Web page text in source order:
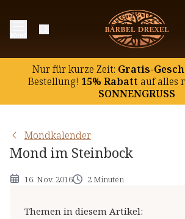
Nur für kurze Zeit: Gratis-
Bestellung! 15% Rabatt auf alles
SONNENGRUSS
Mondkalender
Mond im Steinbock
16. Nov. 2016 2 Minuten
Themen in diesem Artikel:
Wenn der Mond im Steinbock
Steinbock-Tage im zunehmenden
Steinbock-Tage im abnehmenden
Die übrigen Tierkreiszeichen